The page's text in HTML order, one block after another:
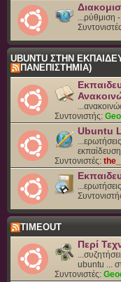
UBUNTU ΣΤΗΝ
ΠΑΝΕΠΙΣΤΗΜΙΑ)
Συντονιστής:
Ubuntu
εκπαίδευση
Συντονιστές:
TIMEOUT
Περί
ubuntu ...
Συντονιστές: